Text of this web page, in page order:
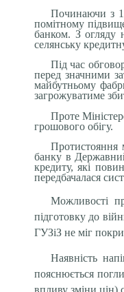
Починаючи з
помітному
банком. З огляду
селянську
Під час
перед значними
майбутньому
загрожуватиме
Проте
грошового обігу.
Протистояння
банку в
кредиту, які
передбачалася
Можливості
підготовку до
ГУЗіЗ не міг
Наявність
пояснюється
впливу зміни цін)